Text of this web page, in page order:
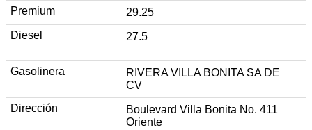
29.25
27.5
RIVERA VILLA BONITA SA DE
CV
Boulevard Villa Bonita No. 411
Oriente